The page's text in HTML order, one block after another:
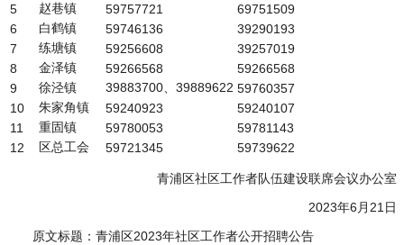
5
赵巷镇 59757721
69751509
6
白鹤镇 59746136
39290193
7
练塘镇 59256608
39257019
8
金泽镇 59266568
59266568
9
徐泾镇 39883700、39889622 59760357
10
朱家角镇 59240923
59240107
11
重固镇 59780053
59781143
12
区总工会 59721345 59739622
青浦区社区工作者队伍建设联席会议办公室
2023年6月21日
原文标题：青浦区2023年社区工作者公开招聘公告